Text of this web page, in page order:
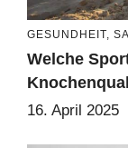
GESUNDHEIT
Welche
16. April 2025